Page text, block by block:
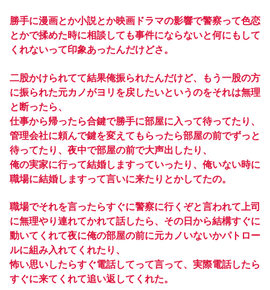
勝手に漫画とか小説とか映画ドラマの影響で警察って色恋
とかで揉めた時に相談しても事件にならないと何にもして
くれないって印象あったんだけどさ。
二股かけられてて結果俺振られたんだけど、もう一股の方
に振られた元カノがヨリを戻したいというのをそれは無理
と断ったら、
仕事から帰ったら合鍵で勝手に部屋に入って待ってたり、
管理会社に頼んで鍵を変えてもらったら部屋の前でずっと
待ってたり、夜中で部屋の前で大声出したり、
俺の実家に行って結婚しますっていったり、俺いない時に
職場に結婚しますって言いに来たりとかしてたの。
職場でそれを言ったらすぐに警察に行くぞと言われて上司
に無理やり連れてかれて話したら、その日から結構すぐに
動いてくれて夜に俺の部屋の前に元カノいないかパトロー
ルに組み入れてくれたり、
怖い思いしたらすぐ電話してって言って、実際電話したら
すぐに来てくれて追い返してくれた。